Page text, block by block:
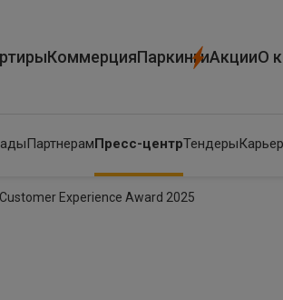
КоммерцияПаркингиАкцииО
ПартнерамПресс-центрТендеры
Experience Award 2025